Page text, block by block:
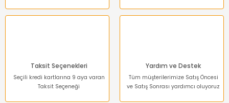
Taksit Seçenekleri
Seçili kredi kartlarına 9 aya varan
Taksit Seçeneği
Yardım ve Destek
Tüm müşterilerimize Satış Öncesi
ve Satış Sonrası yardımcı oluyoruz